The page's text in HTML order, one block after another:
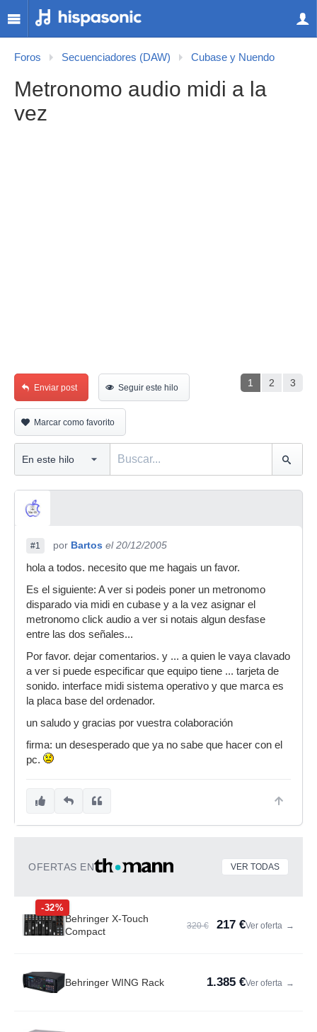
Foros Secuenciadores (DAW) Cubase y Nuendo
Metronomo audio midi a la
vez
1 2 3
Enviar post Seguir este hilo
Marcar como favorito
#1 por Bartos el 20/12/2005
hola a todos. necesito que me hagais un favor.
Es el siguiente: A ver si podeis poner un metronomo
disparado via midi en cubase y a la vez asignar el
metronomo click audio a ver si notais algun desfase
entre las dos señales...
Por favor. dejar comentarios. y ... a quien le vaya clavado
a ver si puede especificar que equipo tiene ... tarjeta de
sonido. interface midi sistema operativo y que marca es
la placa base del ordenador.
un saludo y gracias por vuestra colaboración
firma: un desesperado que ya no sabe que hacer con el
pc.
OFERTAS EN VER TODAS
-32%
Behringer X-Touch
Compact
320 € 217 €Ver oferta →
Behringer WING Rack 1.385 €Ver oferta →